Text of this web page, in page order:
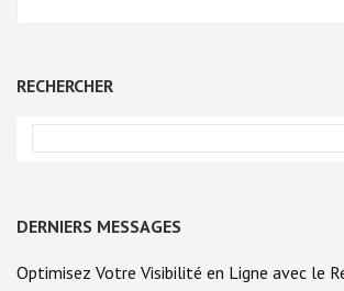
RECHERCHER
DERNIERS MESSAGES
Optimisez Votre Visibilité en Ligne avec le